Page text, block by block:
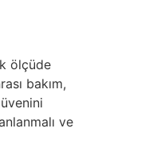
ölçüde
bakım,
ve